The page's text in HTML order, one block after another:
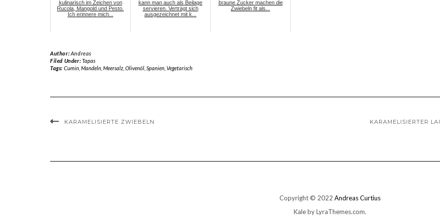
kulinarisch im Zeichen von
Rucola, Mangold und Pesto.
Ich erinnere mich...
kann man auch als Beilage
servieren. Verträgt sich
ausgezeichnet mit k...
braune Zucker machen die
Zwiebeln fit als...
Author:Andreas
Filed Under:Tapas
Tags: Cumin, Mandeln, Meersalz, Olivenöl, Spanien, Vegetarisch
KARAMELISIERTE ZWIEBELN KARAMELISIERTER
Copyright © 2022 Andreas Curtius
Kaleby LyraThemes.com.